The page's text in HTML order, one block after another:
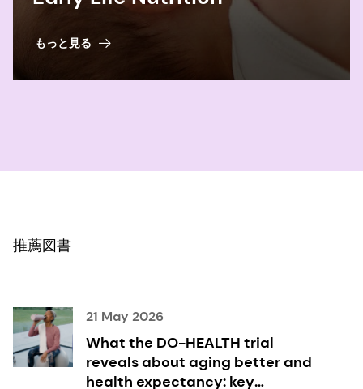
ロニー形成が、どのように 免疫系を形成する
か。 科学だ。 2016;352(6285):539-544.
8Berger PK, Plows JF, Jones RB, et al. 人乳 2'-
3'Sialyllactose and 6'Sialyllactose diminish
effects on gut-brain axis. 2015;50:166-177.
10Al-
Khafaji AH, Jepsen SD, Christensen KR, Vigsnæs
もっと見る
推薦図書
21 May 2026
What the DO-HEALTH trial
reveals about aging better and
health expectancy: key